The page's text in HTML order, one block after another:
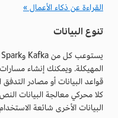
القراءة عن ذكاء الأعمال »
تنوع البيانات
المهيكلة. ويمكنك إنشاء
البيانات الأخرى شائعة